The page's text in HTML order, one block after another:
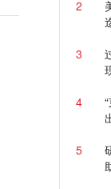
2
3
4
5